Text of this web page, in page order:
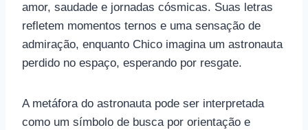
amor, saudade e jornadas cósmicas. Suas letras
refletem momentos ternos e uma sensação de
admiração, enquanto Chico imagina um astronauta
perdido no espaço, esperando por resgate.
A metáfora do astronauta pode ser interpretada
como um símbolo de busca por orientação e